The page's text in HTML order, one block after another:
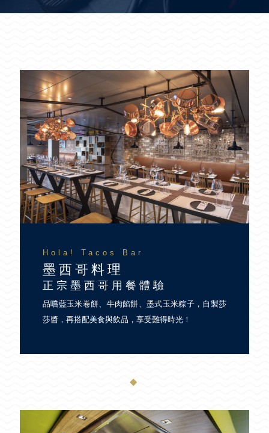
Hola! Tacos Bar
墨西哥料理
正宗墨西哥用餐體驗
品嚐藍玉米卷餅、牛肉餡餅、墨式玉米粽子，自製莎
莎醬，再搭配美食與飲品，享受難得時光！
◆